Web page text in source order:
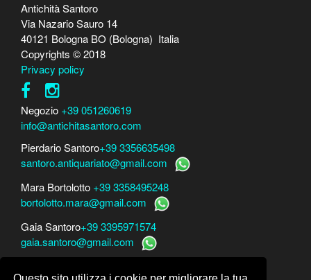
Antichità Santoro
Via Nazario Sauro 14
40121 Bologna BO (Bologna) Italia
Copyrights © 2018
Privacy policy
Negozio +39 051260619
info@antichitasantoro.com
Pierdario Santoro+39 3356635498
santoro.antiquariato@gmail.com
Mara Bortolotto +39 3358495248
bortolotto.mara@gmail.com
Gaia Santoro+39 3395971574
gaia.santoro@gmail.com